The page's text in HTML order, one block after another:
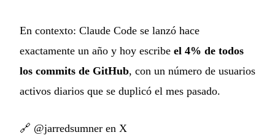
En contexto: Claude Code se lanzó hace
exactamente un año y hoy escribe el 4% de todos
los commits de GitHub, con un número de usuarios
activos diarios que se duplicó el mes pasado.
🔗 @jarredsumner en X